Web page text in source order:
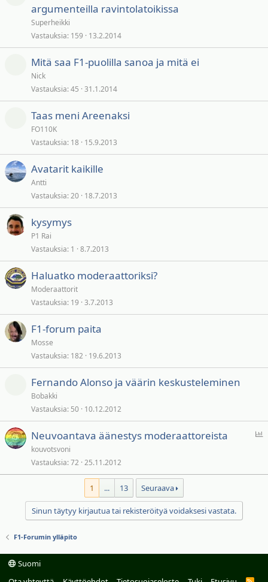
argumenteilla ravintolatoikissa
Superheikki
Vastauksia 159 13.2.2014
Mitä saa F1-puolilla sanoa ja mitä ei
Nick
Vastauksia 45 31.1.2014
Taas meni Areenaksi
FO110K
Vastauksia 18 15.9.2013
Avatarit kaikille
Antti
Vastauksia 20 18.7.2013
kysymys
P1 Rai
Vastauksia 1 8.7.2013
Haluatko moderaattoriksi?
Moderaattorit
Vastauksia 19 3.7.2013
F1-forum paita
Mosse
Vastauksia 182 19.6.2013
Fernando Alonso ja väärin keskusteleminen
Bobakki
Vastauksia 50 10.12.2012
e
Neuvoantava äänestys moderaattoreista
kouvotsvoni
Vastauksia 72 25.11.2012
1 ... 13 Seuraava
Sinun täytyy kirjautua tai rekisteröityä voidaksesi vastata.
F1-Forumin ylläpito
Suomi